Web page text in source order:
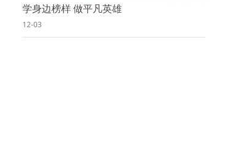
学身边榜样 做平凡英雄
12-03